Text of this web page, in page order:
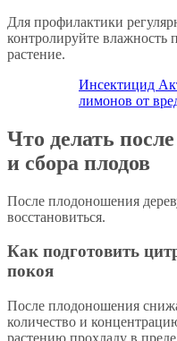
Для профилактики
контролируйте влажность
растение.
Инсектицид
лимонов от
Что делать
и сбора плодов
После плодоношения
восстановиться.
Как подготовить
покоя
После плодоношения
количество и
растению прохладу в